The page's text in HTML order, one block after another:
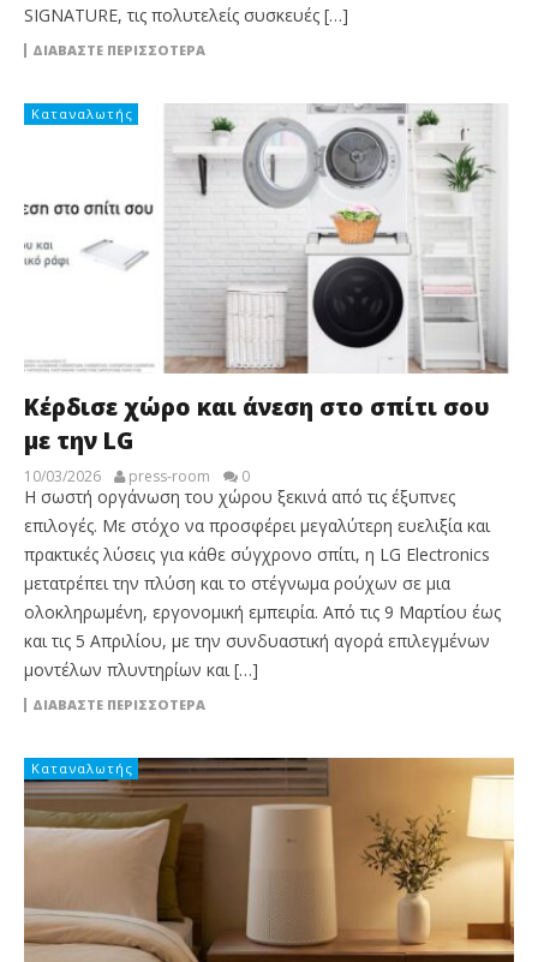
SIGNATURE, τις πολυτελείς συσκευές […]
ΔΙΑΒΆΣΤΕ ΠΕΡΙΣΣΌΤΕΡΑ
Καταναλωτής
Κέρδισε χώρο και άνεση στο σπίτι σου
με την LG
10/03/2026 press-room 0
Η σωστή οργάνωση του χώρου ξεκινά από τις έξυπνες
επιλογές. Με στόχο να προσφέρει μεγαλύτερη ευελιξία και
πρακτικές λύσεις για κάθε σύγχρονο σπίτι, η LG Electronics
μετατρέπει την πλύση και το στέγνωμα ρούχων σε μια
ολοκληρωμένη, εργονομική εμπειρία. Από τις 9 Μαρτίου έως
και τις 5 Απριλίου, με την συνδυαστική αγορά επιλεγμένων
μοντέλων πλυντηρίων και […]
ΔΙΑΒΆΣΤΕ ΠΕΡΙΣΣΌΤΕΡΑ
Καταναλωτής